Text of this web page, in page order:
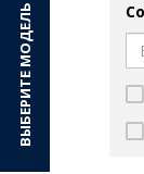
ВЫБЕРИТЕ МОДЕЛЬ